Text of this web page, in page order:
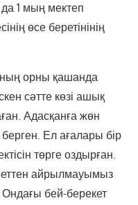
1 мың мектеп
өсе беретінінің
орны қашанда
сәтте көзі ашық
Адасқанға жөн
Ел ағалары бір
төрге оздырған.
айрылмауымыз
Ондағы бей-берекет